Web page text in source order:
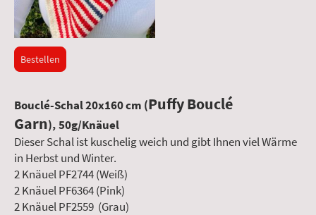
Bestellen
Bouclé-Schal 20x160 cm (Puffy Bouclé
Garn), 50g/Knäuel
Dieser Schal ist kuschelig weich und gibt Ihnen viel Wärme
in Herbst und Winter.
2 Knäuel PF2744 (Weiß)
2 Knäuel PF6364 (Pink)
2 Knäuel PF2559 (Grau)